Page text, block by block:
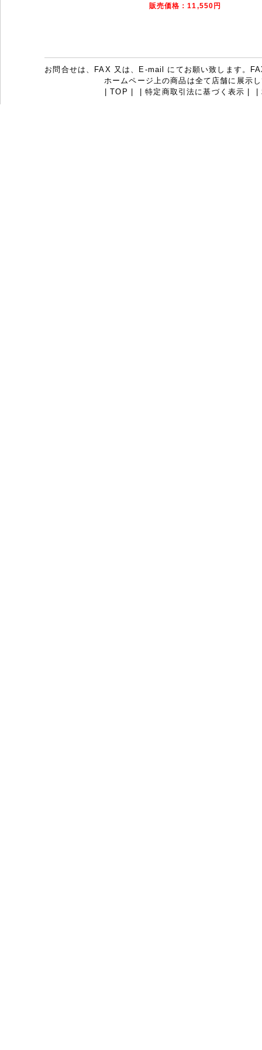
販売価格：11,550円
お問合せは、FAX 又は、E-mail にてお願い致します。
ホームページ上の商品は全て店舗に展示
|TOP |特定商取引法に基づく表示 |